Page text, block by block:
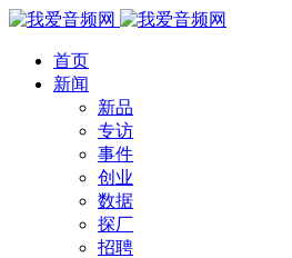
首页
新闻
新品
专访
事件
创业
数据
探厂
招聘